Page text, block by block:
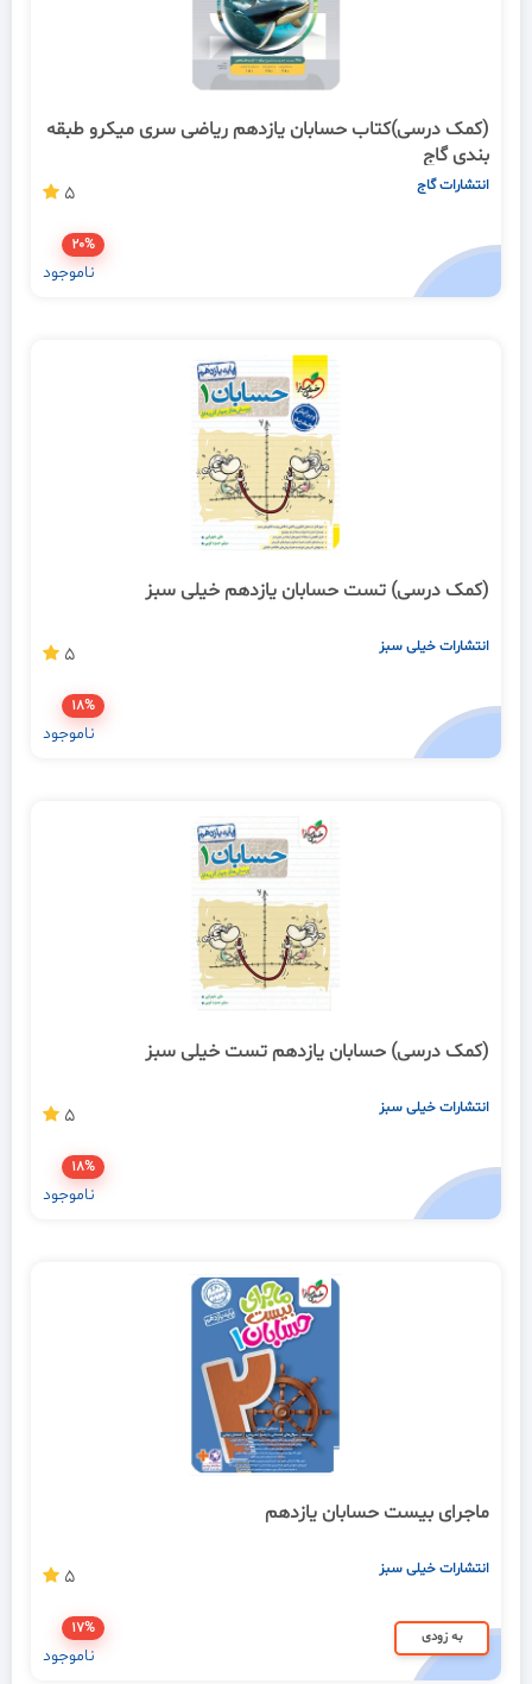
(کمک درسی)کتاب حسابان یازدهم ریاضی سری میکرو طبقه
بندی گاج
انتشارات گاج 5
20%
ناموجود
(کمک درسی) تست حسابان یازدهم خیلی سبز
انتشارات خیلی سبز 5
18%
ناموجود
(کمک درسی) حسابان یازدهم تست خیلی سبز
انتشارات خیلی سبز 5
18%
ناموجود
ماجرای بیست حسابان یازدهم
انتشارات خیلی سبز 5
به زودی 17%
ناموجود